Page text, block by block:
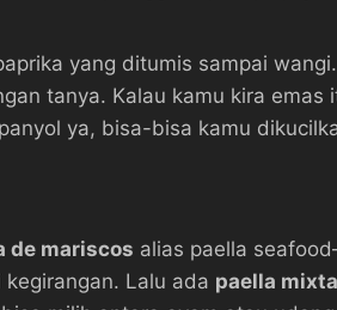
yang ditumis sampai
tanya. Kalau kamu kira
ya, bisa-bisa kamu
de mariscos alias paella
Lalu ada paella mixta